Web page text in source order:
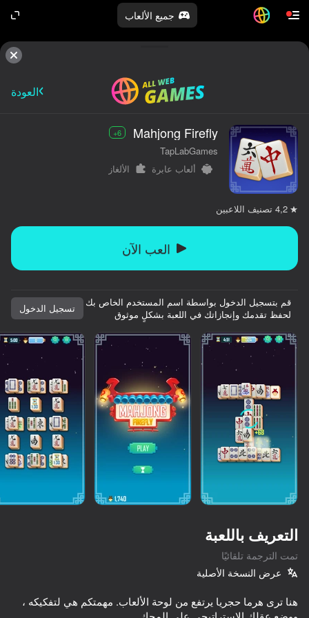
جميع الألعاب
Mahjong: Train Your Mind
Tiles Match: release stress 3D
Mahjong Classic Master
العودة
Mahjong Firefly
6+
TapLabGames
ألعاب عابرة
الألغاز
4,2 تصنيف اللاعبين
العب الآن
قم بتسجيل الدخول بواسطة اسم المستخدم الخاص بك
لحفظ تقدمك وإنجازاتك في اللعبة بشكلٍ موثوق
تسجيل الدخول
التعريف باللعبة
تمت الترجمة تلقائيًا
عرض النسخة الأصلية
هنا ترى هرما حجريا يرتفع من لوحة الألعاب. مهمتكم هي لتفكيكه ،